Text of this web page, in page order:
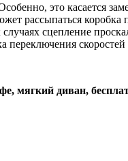
это касается
рассыпаться коробка
сцепление
переключения
мягкий диван,